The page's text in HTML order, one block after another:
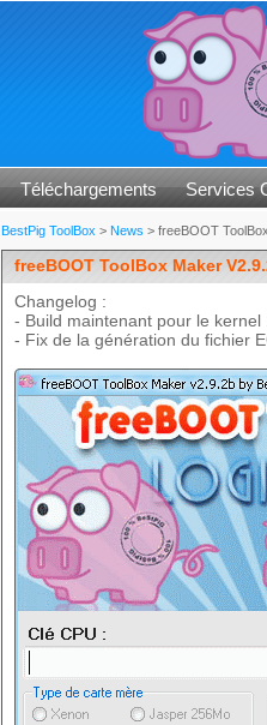
Téléchargements Services
BestPig ToolBox > News > freeBOOT
freeBOOT ToolBox Maker
Changelog :
- Build maintenant pour le kernel
- Fix de la génération du fichier